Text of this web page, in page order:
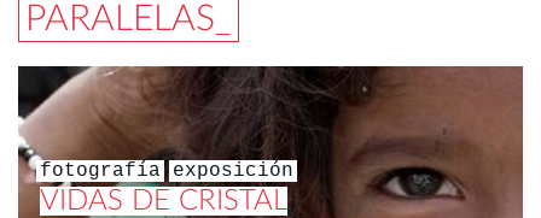
PARALELAS_
fotografía exposición
VIDAS DE CRISTAL